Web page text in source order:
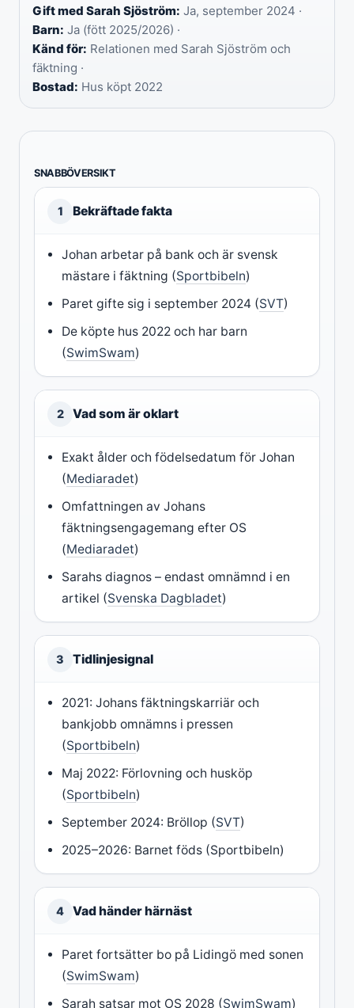
Gift med Sarah Sjöström: Ja, september 2024 ·
Barn: Ja (fött 2025/2026) ·
Känd för: Relationen med Sarah Sjöström och
fäktning ·
Bostad: Hus köpt 2022
SNABBÖVERSIKT
1 Bekräftade fakta
Johan arbetar på bank och är svensk
mästare i fäktning (Sportbibeln)
Paret gifte sig i september 2024 (SVT)
De köpte hus 2022 och har barn
(SwimSwam)
2 Vad som är oklart
Exakt ålder och födelsedatum för Johan
(Mediaradet)
Omfattningen av Johans
fäktningsengagemang efter OS
(Mediaradet)
Sarahs diagnos – endast omnämnd i en
artikel (Svenska Dagbladet)
3 Tidlinjesignal
2021: Johans fäktningskarriär och
bankjobb omnämns i pressen
(Sportbibeln)
Maj 2022: Förlovning och husköp
(Sportbibeln)
September 2024: Bröllop (SVT)
2025–2026: Barnet föds (Sportbibeln)
4 Vad händer härnäst
Paret fortsätter bo på Lidingö med sonen
(SwimSwam)
Sarah satsar mot OS 2028 (SwimSwam)